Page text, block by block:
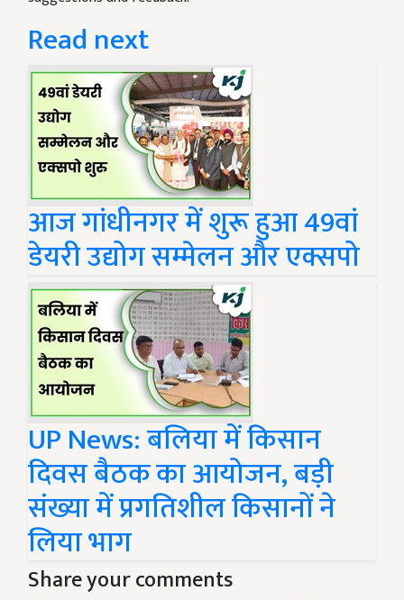
Read next
आज गांधीनगर में शुरू हुआ 49वां
डेयरी उद्योग सम्मेलन और एक्सपो
UP News: बलिया में किसान
दिवस बैठक का आयोजन, बड़ी
संख्या में प्रगतिशील किसानों ने
लिया भाग
Share your comments